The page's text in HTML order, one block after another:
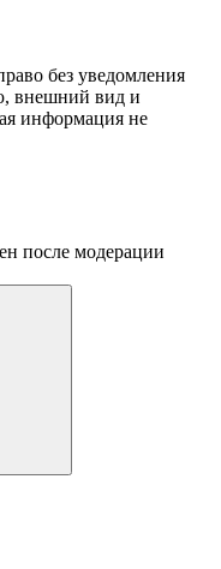
без уведомления
внешний вид и
информация не
после модерации